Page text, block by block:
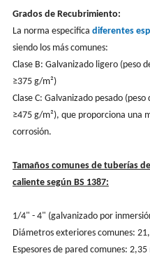
Grados de Recubrimiento:
La norma especifica diferentes
siendo los más comunes:
Clase B: Galvanizado ligero (peso
≥375 g/m²)
Clase C: Galvanizado pesado
≥475 g/m²), que proporciona una
corrosión.
Tamaños comunes de tuberías
caliente según BS 1387:
1/4" - 4" (galvanizado por
Diámetros exteriores comunes:
Espesores de pared comunes: